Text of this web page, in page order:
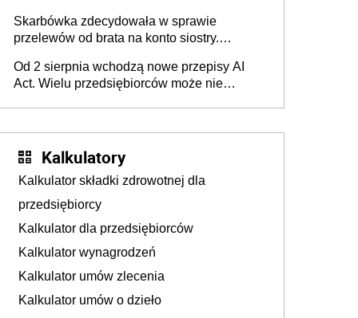
Skarbówka zdecydowała w sprawie
przelewów od brata na konto siostry.
darowizna, ale podatku jednak nie będzie
Od 2 sierpnia wchodzą nowe przepisy AI
Act. Wielu przedsiębiorców może nie
Kalkulatory
Kalkulator składki zdrowotnej dla
przedsiębiorcy
Kalkulator dla przedsiębiorców
Kalkulator wynagrodzeń
Kalkulator umów zlecenia
Kalkulator umów o dzieło